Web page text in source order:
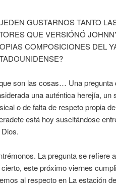
GUSTARNOS TANTO
QUE VERSIÓNÓ
COMPOSICIONES DEL
son las cosas… Una pregunta
una auténtica herejía,
o de falta de respeto propia
está hoy suscitándose
La pregunta se refiere
este próximo viernes
al respecto en La estación